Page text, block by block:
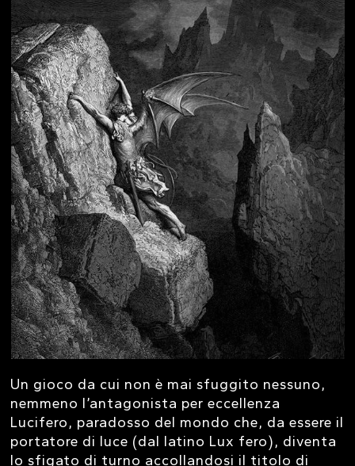
Un gioco da cui non è mai sfuggito nessuno,
nemmeno l’antagonista per eccellenza
Lucifero, paradosso del mondo che, da essere il
portatore di luce (dal latino Lux fero), diventa
lo sfigato di turno accollandosi il titolo di